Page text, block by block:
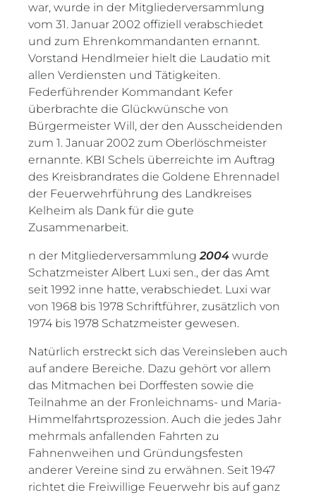
war, wurde in der Mitgliederversammlung
vom 31. Januar 2002 offiziell verabschiedet
und zum Ehrenkommandanten ernannt.
Vorstand Hendlmeier hielt die Laudatio mit
allen Verdiensten und Tätigkeiten.
Federführender Kommandant Kefer
überbrachte die Glückwünsche von
Bürgermeister Will, der den Ausscheidenden
zum 1. Januar 2002 zum Oberlöschmeister
ernannte. KBI Schels überreichte im Auftrag
des Kreisbrandrates die Goldene Ehrennadel
der Feuerwehrführung des Landkreises
Kelheim als Dank für die gute
Zusammenarbeit.
n der Mitgliederversammlung2004 wurde
Schatzmeister Albert Luxi sen., der das Amt
seit 1992 inne hatte, verabschiedet. Luxi war
von 1968 bis 1978 Schriftführer, zusätzlich von
1974 bis 1978 Schatzmeister gewesen.
Natürlich erstreckt sich das Vereinsleben auch
auf andere Bereiche. Dazu gehört vor allem
das Mitmachen bei Dorffesten sowie die
Teilnahme an der Fronleichnams- und Maria-
Himmelfahrtsprozession. Auch die jedes Jahr
mehrmals anfallenden Fahrten zu
Fahnenweihen und Gründungsfesten
anderer Vereine sind zu erwähnen. Seit 1947
richtet die Freiwillige Feuerwehr bis auf ganz